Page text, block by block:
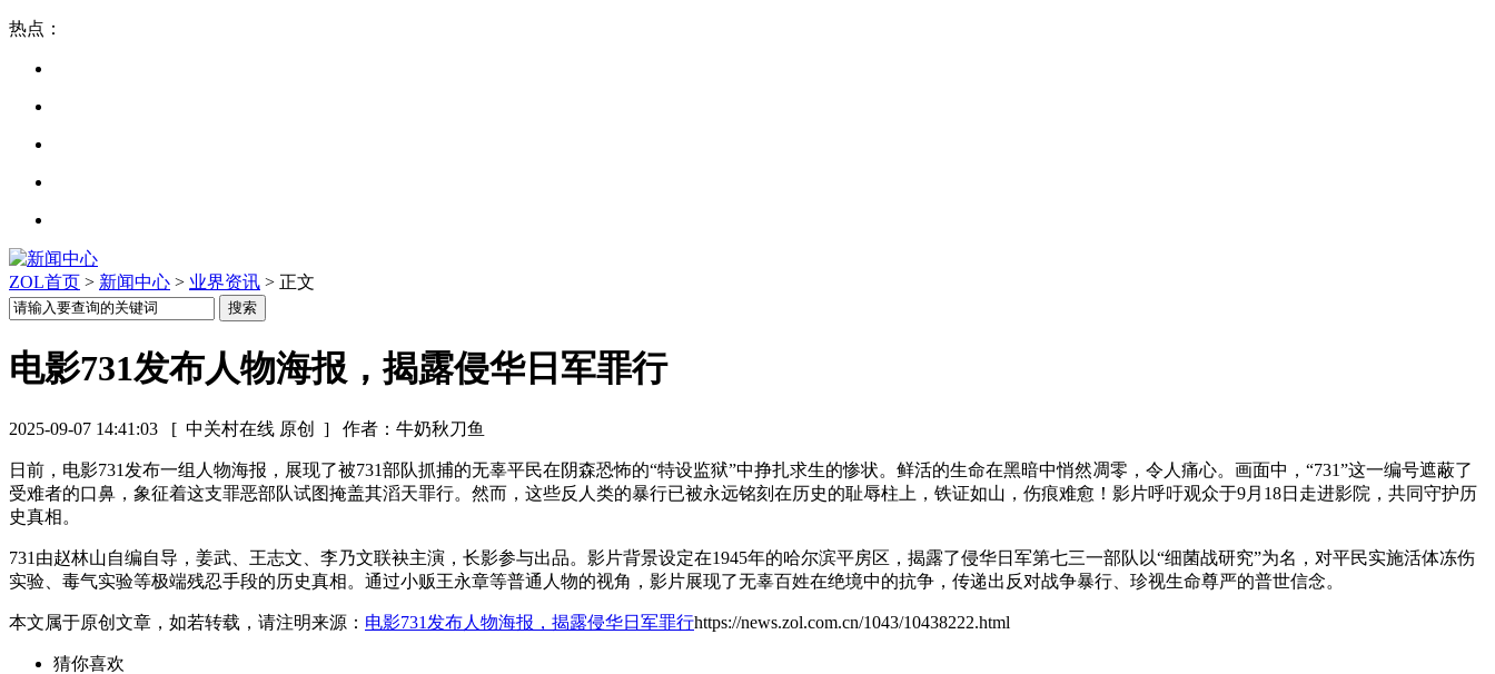
热点：
ZOL首页 > 新闻中心 > 业界资讯 > 正文
电影731发布人物海报，揭露侵华日军罪行
2025-09-07 14:41:03 [ 中关村在线 原创 ] 作者：牛奶秋刀鱼
日前，电影731发布一组人物海报，展现了被731部队抓捕的无辜平民在阴森恐怖的“特设监狱”中挣扎求生的惨状。鲜活的生命在黑暗中悄然凋零，令人痛心。画面中，“731”这一编号遮蔽了
受难者的口鼻，象征着这支罪恶部队试图掩盖其滔天罪行。然而，这些反人类的暴行已被永远铭刻在历史的耻辱柱上，铁证如山，伤痕难愈！影片呼吁观众于9月18日走进影院，共同守护历
史真相。
731由赵林山自编自导，姜武、王志文、李乃文联袂主演，长影参与出品。影片背景设定在1945年的哈尔滨平房区，揭露了侵华日军第七三一部队以“细菌战研究”为名，对平民实施活体冻伤
实验、毒气实验等极端残忍手段的历史真相。通过小贩王永章等普通人物的视角，影片展现了无辜百姓在绝境中的抗争，传递出反对战争暴行、珍视生命尊严的普世信念。
本文属于原创文章，如若转载，请注明来源： 电影731发布人物海报，揭露侵华日军罪行https://news.zol.com.cn/1043/10438222.html
猜你喜欢